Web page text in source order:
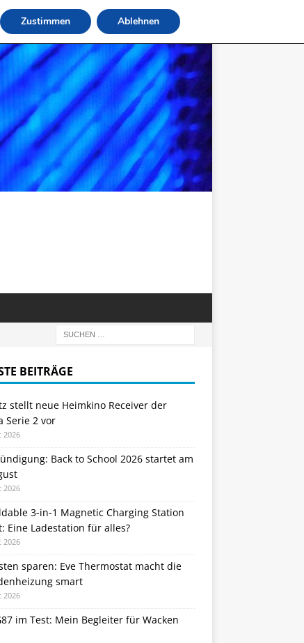
BEITRÄGE
stellt neue Heimkino Receiver der
Serie 2 vor
2026
Back to School 2026 startet am
2026
3-in-1 Magnetic Charging Station
Eine Ladestation für alles?
2026
sparen: Eve Thermostat macht die
smart
2026
im Test: Mein Begleiter für Wacken
Zustimmen Ablehnen